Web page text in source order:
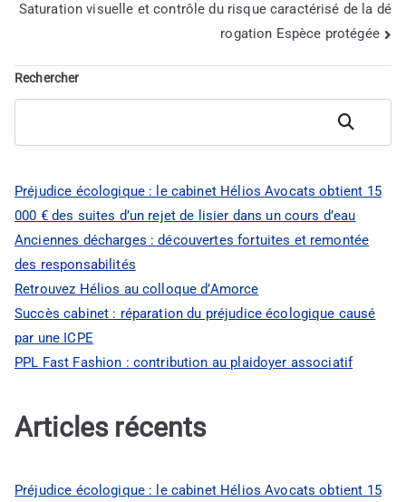
de
Saturation visuelle et contrôle du risque caractérisé de la dé
rogation Espèce protégée
Rechercher
Rechercher
Préjudice écologique : le cabinet Hélios Avocats obtient 15
000 € des suites d’un rejet de lisier dans un cours d’eau
Anciennes décharges : découvertes fortuites et remontée
des responsabilités
Retrouvez Hélios au colloque d’Amorce
Succès cabinet : réparation du préjudice écologique causé
par une ICPE
PPL Fast Fashion : contribution au plaidoyer associatif
Articles récents
Préjudice écologique : le cabinet Hélios Avocats obtient 15